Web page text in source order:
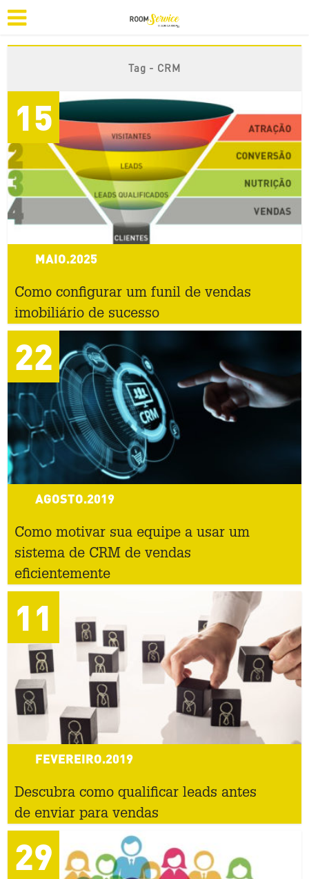
Tag - CRM
15
MAIO.2025
Como configurar um funil de vendas
imobiliário de sucesso
22
AGOSTO.2019
Como motivar sua equipe a usar um
sistema de CRM de vendas
eficientemente
11
FEVEREIRO.2019
Descubra como qualificar leads antes
de enviar para vendas
29